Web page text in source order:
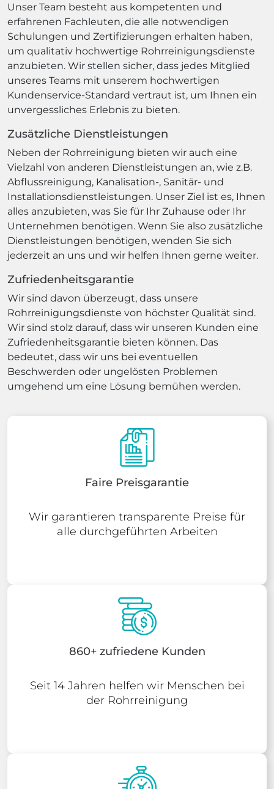
Unser Team besteht aus kompetenten und
erfahrenen Fachleuten, die alle notwendigen
Schulungen und Zertifizierungen erhalten haben,
um qualitativ hochwertige Rohrreinigungsdienste
anzubieten. Wir stellen sicher, dass jedes Mitglied
unseres Teams mit unserem hochwertigen
Kundenservice-Standard vertraut ist, um Ihnen ein
unvergessliches Erlebnis zu bieten.
Zusätzliche Dienstleistungen
Neben der Rohrreinigung bieten wir auch eine
Vielzahl von anderen Dienstleistungen an, wie z.B.
Abflussreinigung, Kanalisation-, Sanitär- und
Installationsdienstleistungen. Unser Ziel ist es, Ihnen
alles anzubieten, was Sie für Ihr Zuhause oder Ihr
Unternehmen benötigen. Wenn Sie also zusätzliche
Dienstleistungen benötigen, wenden Sie sich
jederzeit an uns und wir helfen Ihnen gerne weiter.
Zufriedenheitsgarantie
Wir sind davon überzeugt, dass unsere
Rohrreinigungsdienste von höchster Qualität sind.
Wir sind stolz darauf, dass wir unseren Kunden eine
Zufriedenheitsgarantie bieten können. Das
bedeutet, dass wir uns bei eventuellen
Beschwerden oder ungelösten Problemen
umgehend um eine Lösung bemühen werden.
Faire Preisgarantie
Wir garantieren transparente Preise für
alle durchgeführten Arbeiten
860+ zufriedene Kunden
Seit 14 Jahren helfen wir Menschen bei
der Rohrreinigung